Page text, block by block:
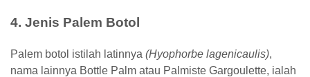
4. Jenis Palem Botol
Palem botol istilah latinnya (Hyophorbe lagenicaulis),
nama lainnya Bottle Palm atau Palmiste Gargoulette, ialah